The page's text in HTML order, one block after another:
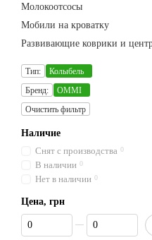
Молокоотсосы
Мобили на кроватку
Развивающие коврики и
Тип:
Колыбель
Бренд:
OMMI
Очистить фильтр
Наличие
Снят с производства 0
В наличии 0
Нет в наличии 0
Цена, грн
От Цена, грн
До Цена, грн